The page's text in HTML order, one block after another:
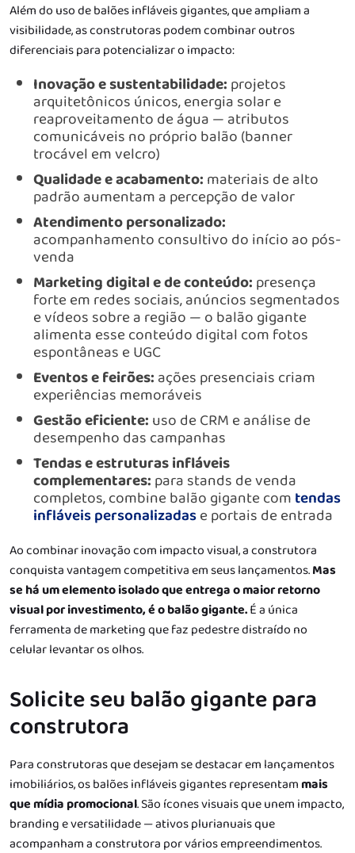
Além do uso de balões infláveis gigantes, que ampliam a
visibilidade, as construtoras podem combinar outros
diferenciais para potencializar o impacto:
Inovação e sustentabilidade:projetos
arquitetônicos únicos, energia solar e
reaproveitamento de água — atributos
comunicáveis no próprio balão (banner
trocável em velcro)
Qualidade e acabamento:materiais de alto
padrão aumentam a percepção de valor
Atendimento personalizado:
acompanhamento consultivo do início ao pós-
venda
Marketing digital e de conteúdo:presença
forte em redes sociais, anúncios segmentados
e vídeos sobre a região — o balão gigante
alimenta esse conteúdo digital com fotos
espontâneas e UGC
Eventos e feirões:ações presenciais criam
experiências memoráveis
Gestão eficiente:uso de CRM e análise de
desempenho das campanhas
Tendas e estruturas infláveis
complementares:para stands de venda
completos, combine balão gigante comtendas
infláveis personalizadase portais de entrada
Ao combinar inovação com impacto visual, a construtora
conquista vantagem competitiva em seus lançamentos.Mas
se há um elemento isolado que entrega o maior retorno
visual por investimento, é o balão gigante.É a única
ferramenta de marketing que faz pedestre distraído no
celular levantar os olhos.
Solicite seu balão gigante para
construtora
Para construtoras que desejam se destacar em lançamentos
imobiliários, os balões infláveis gigantes representammais
que mídia promocional. São ícones visuais que unem impacto,
branding e versatilidade — ativos plurianuais que
acompanham a construtora por vários empreendimentos.